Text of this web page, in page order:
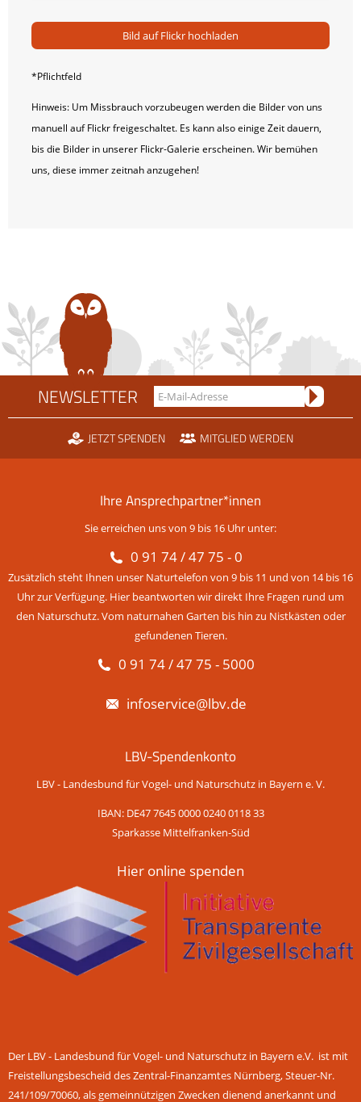
Bild auf Flickr hochladen
*Pflichtfeld
Hinweis: Um Missbrauch vorzubeugen werden die Bilder von uns
manuell auf Flickr freigeschaltet. Es kann also einige Zeit dauern,
bis die Bilder in unserer Flickr-Galerie erscheinen. Wir bemühen
uns, diese immer zeitnah anzugehen!
NEWSLETTER
JETZT SPENDEN MITGLIED WERDEN
Ihre Ansprechpartner*innen
Sie erreichen uns von 9 bis 16 Uhr unter:
0 91 74 / 47 75 - 0
Zusätzlich steht Ihnen unser Naturtelefon von 9 bis 11 und von 14 bis 16
Uhr zur Verfügung. Hier beantworten wir direkt Ihre Fragen rund um
den Naturschutz. Vom naturnahen Garten bis hin zu Nistkästen oder
gefundenen Tieren.
0 91 74 / 47 75 - 5000
infoservice@lbv.de
LBV-Spendenkonto
LBV - Landesbund für Vogel- und Naturschutz in Bayern e. V.
IBAN: DE47 7645 0000 0240 0118 33
Sparkasse Mittelfranken-Süd
Hier online spenden
Der LBV - Landesbund für Vogel- und Naturschutz in Bayern e.V. ist mit
Freistellungsbescheid des Zentral-Finanzamtes Nürnberg, Steuer-Nr.
241/109/70060, als gemeinnützigen Zwecken dienend anerkannt und